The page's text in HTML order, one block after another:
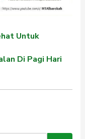
Untuk
Di Pagi Hari